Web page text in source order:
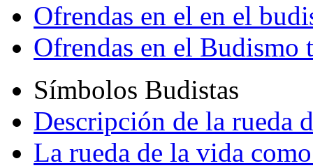
Ofrendas en el en el
Ofrendas en el Budismo
Símbolos Budistas
Descripción de la rueda
La rueda de la vida